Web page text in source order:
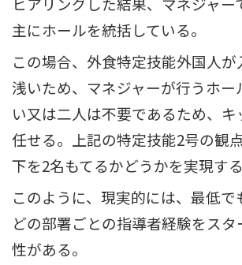
主にホールを統括している。
この場合、外食特定技能外国人
浅いため、マネジャーが行うホー
い又は二人は不要であるため、キ
任せる。上記の特定技能2号の観
下を2名もてるかどうかを実現す
このように、現実的には、最低で
どの部署ごとの指導者経験をス
性がある。